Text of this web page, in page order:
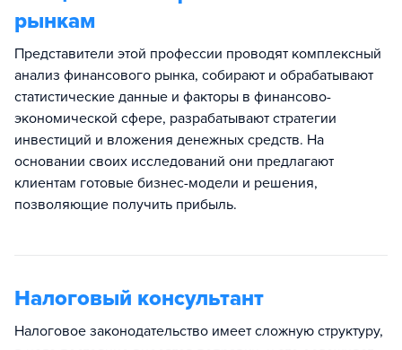
рынкам
Представители этой профессии проводят комплексный
анализ финансового рынка, собирают и обрабатывают
статистические данные и факторы в финансово-
экономической сфере, разрабатывают стратегии
инвестиций и вложения денежных средств. На
основании своих исследований они предлагают
клиентам готовые бизнес-модели и решения,
позволяющие получить прибыль.
Налоговый консультант
Налоговое законодательство имеет сложную структуру,